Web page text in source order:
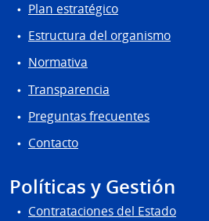
Plan estratégico
Estructura del organismo
Normativa
Transparencia
Preguntas frecuentes
Contacto
Políticas y Gestión
Contrataciones del Estado